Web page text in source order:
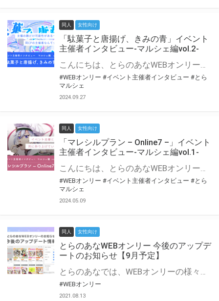
同人 女性向け
「駄菓子と唐揚げ、きみの青」イベント
主催者インタビュー-マルシェ編vol.2-
こんにちは、とらのあなWEBオンリー運営スタッフです。 新たにお届けする、イベント主催者インタビュー-マルシェ編-は、 とらのあなWEBオンリー「マルシェ」をご利用の主催様に 「マルシェ」を使ってイベントを開催した感想や心がけをお聞きする企画です。 今回は、WEBオンリー初開催「駄菓子と唐揚げ、きみの青」より、 主催のぎこ六屋様にお話を伺いました。 協力：ぎこ六屋様／イベント公式Twitter（@krkgwks） とらのあなWEBオンリー「マルシェ」とは？ WEBオンリーでリアルタイムでコミュニケーションがとれるオンライン会場です。
#WEBオンリー #イベント主催者インタビュー #とら
マルシェ
2024.09.27
同人 女性向け
「マレシルプラン – Online7 –」イベント
主催者インタビュー-マルシェ編vol.1-
こんにちは、とらのあなWEBオンリー運営スタッフです。 新たにお届けする、イベント主催者インタビュー-マルシェ編-は、 とらのあなWEBオンリー「マルシェ」をご利用した主催様に 「マルシェ」を使って開催した感想や心がけをお聞きする企画です。 今回は、WEBオンリー開催7回目迎えた「マレシルプラン – Online7 –」より、 主催の玉川うた様にお話を伺いました。 ▼マレシルプランのインタビュー前回記事 「イベント主催者インタビュー vol.6」はこちら 協力：玉川うた様（マレシルプラン実行委員会 代表）／イベント公式Twitter（@mallesil_plan） とらのあなWEBオンリー「マルシェ」とは？ WEBオンリーでリアルタイムでコミュニケーションがとれるオンライン会場です。
#WEBオンリー #イベント主催者インタビュー #とら
マルシェ
2024.05.09
同人 女性向け
とらのあなWEBオンリー 今後のアップデ
ートのお知らせ【9月予定】
とらのあなでは、WEBオンリーの様々な支援を実施しています。 今回は2021年9月に実装を予定しているアップデート情報についてご紹介いたします。 とらのあなWEBオンリーサイトはこちら
#WEBオンリー
2021.08.13